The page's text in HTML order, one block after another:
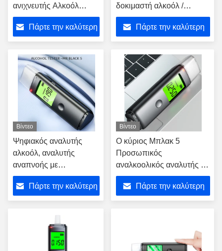
ανιχνευτής Αλκοόλ
ακριβής Bac Tester με
αισθητήρα ημιαγωγών
Πάρτε την καλύτερη
δοκιμαστή αλκοόλ /
βιομηχανικές εφαρμογές
Πάρτε την καλύτερη
Βίντεο
Ψηφιακός αναλυτής
αλκοόλ, αναλυτής
αναπνοής με
στοματόσωμα
Πάρτε την καλύτερη
Βίντεο
Ο κύριος Μπλακ 5
Προσωπικός
αναλκοολικός αναλυτής 5
δευτερόλεπτα χρόνος
απόκρισης με ηχητικό
συναγερμό
Πάρτε την καλύτερη